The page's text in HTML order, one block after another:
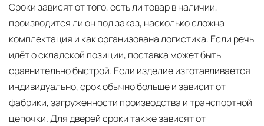
Сроки зависят от того, есть ли товар в наличии,
производится ли он под заказ, насколько сложна
комплектация и как организована логистика. Если речь
идёт о складской позиции, поставка может быть
сравнительно быстрой. Если изделие изготавливается
индивидуально, срок обычно больше и зависит от
фабрики, загруженности производства и транспортной
цепочки. Для дверей сроки также зависят от